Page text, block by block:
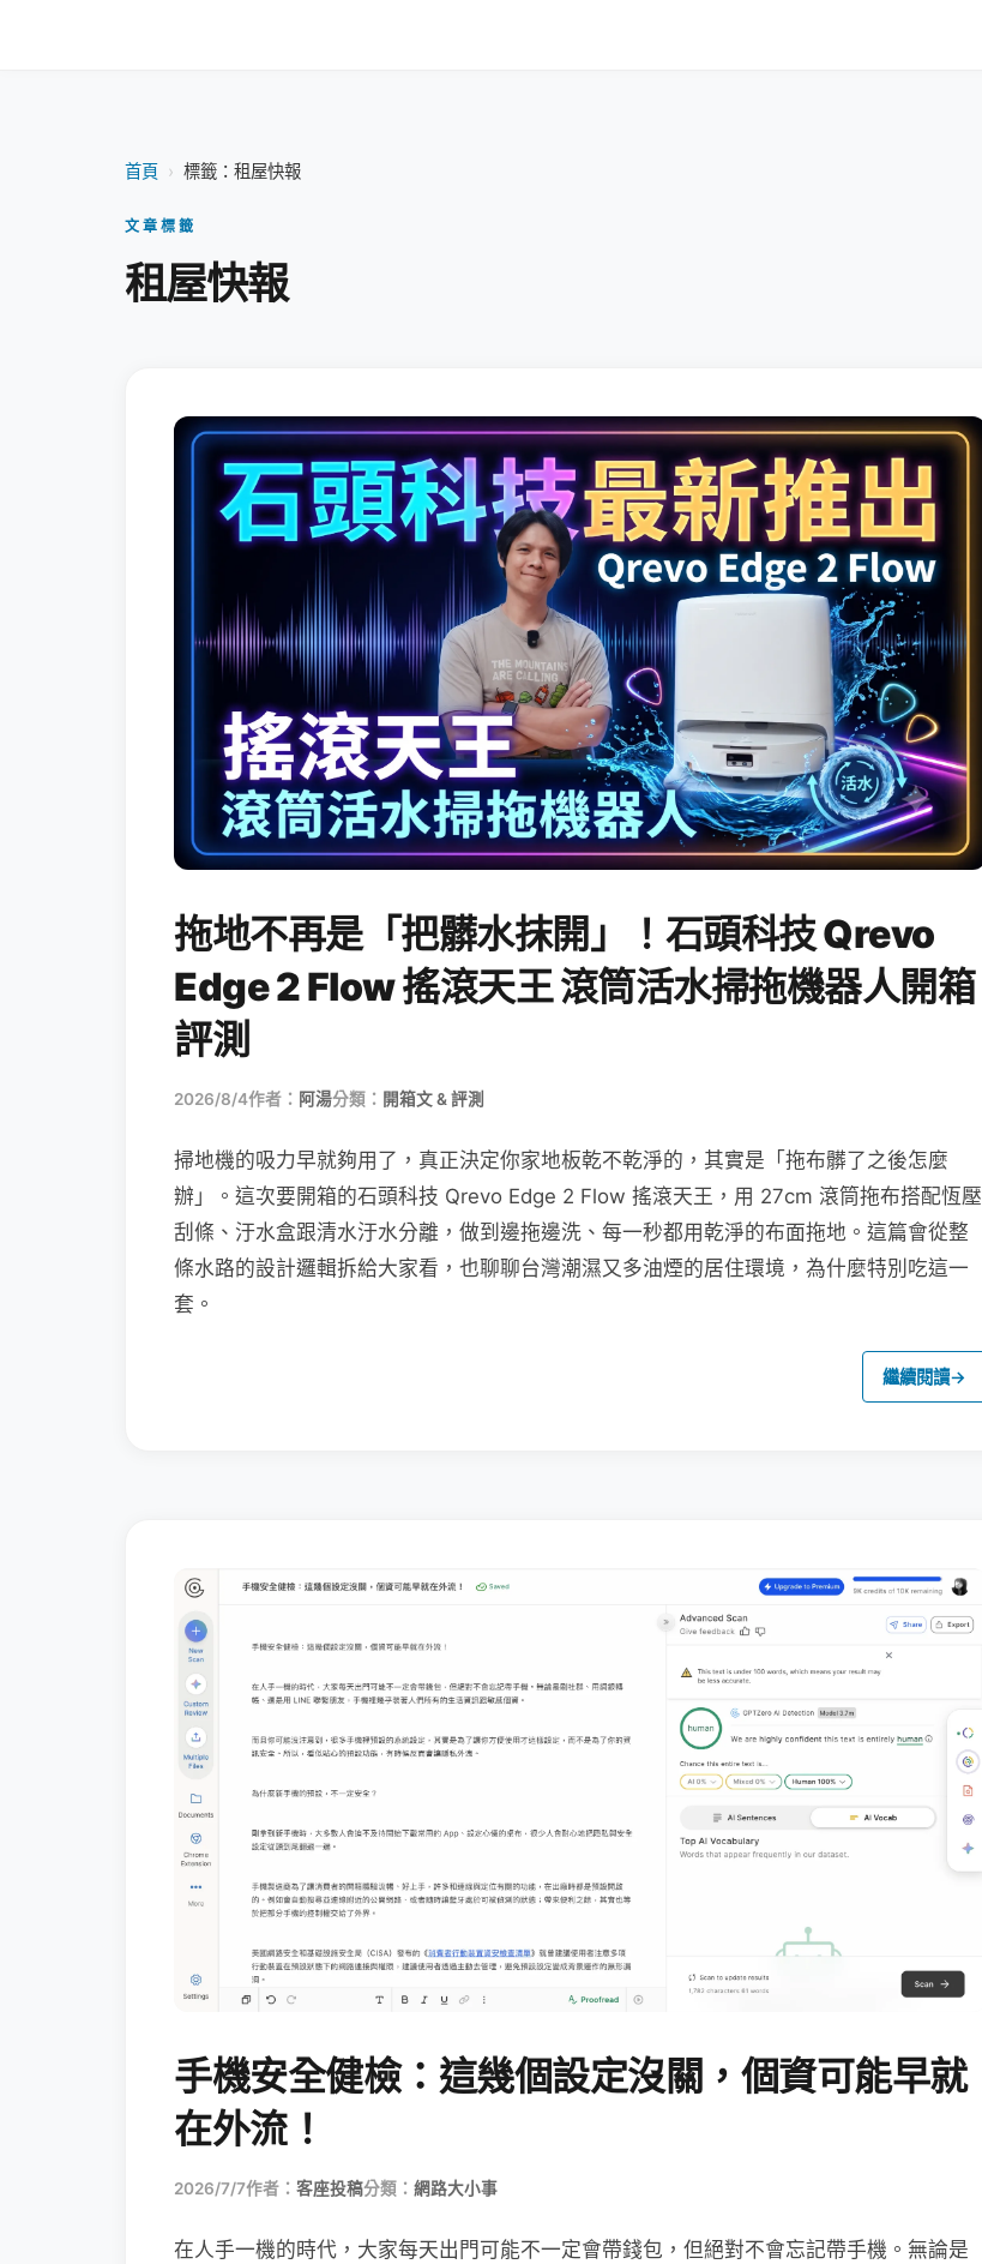
首頁 › 標籤：租屋快報
文章標籤
租屋快報
拖地不再是「把髒水抹開」！石頭科技 Qrevo
Edge 2 Flow 搖滾天王 滾筒活水掃拖機器人開箱
評測
2026/8/4作者： 阿湯分類： 開箱文 & 評測
掃地機的吸力早就夠用了，真正決定你家地板乾不乾淨的，其實是「拖布髒了之後怎麼
辦」。這次要開箱的石頭科技 Qrevo Edge 2 Flow 搖滾天王，用 27cm 滾筒拖布搭配恆壓
刮條、汙水盒跟清水汙水分離，做到邊拖邊洗、每一秒都用乾淨的布面拖地。這篇會從整
條水路的設計邏輯拆給大家看，也聊聊台灣潮濕又多油煙的居住環境，為什麼特別吃這一
套。
繼續閱讀→
手機安全健檢：這幾個設定沒關，個資可能早就
在外流！
2026/7/7作者： 客座投稿分類： 網路大小事
在人手一機的時代，大家每天出門可能不一定會帶錢包，但絕對不會忘記帶手機。無論是